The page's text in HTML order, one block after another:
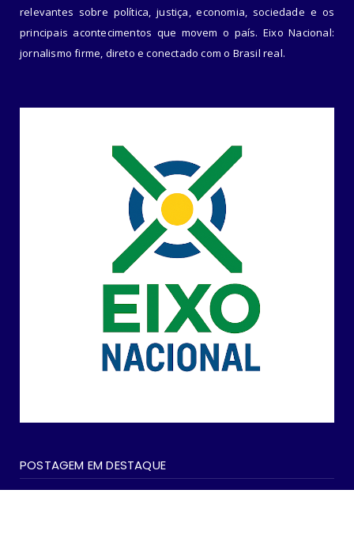
relevantes sobre política, justiça, economia, sociedade e os
principais acontecimentos que movem o país. Eixo Nacional:
jornalismo firme, direto e conectado com o Brasil real.
POSTAGEM EM DESTAQUE